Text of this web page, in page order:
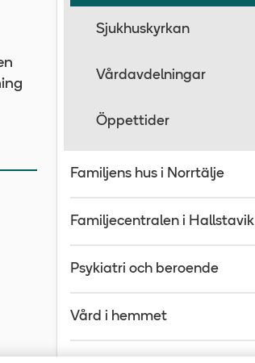
Sjukhuskyrkan
Vårdavdelningar
Öppettider
Familjens hus i Norrtälje
Familjecentralen i Hallstavik
Psykiatri och beroende
Vård i hemmet